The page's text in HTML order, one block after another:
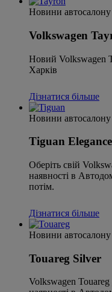
Новини автосалону
Volkswagen
Новий Volkswagen
Харків
Дізнатися більше
Новини автосалону
Tiguan Elegance
Оберіть свій
наявності в
потім.
Дізнатися більше
Новини автосалону
Touareg Silver
Volkswagen Touareg